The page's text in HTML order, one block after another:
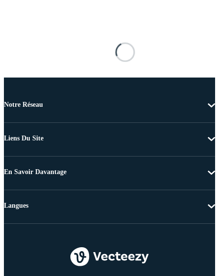
Notre Réseau
Liens Du Site
En Savoir Davantage
Langues